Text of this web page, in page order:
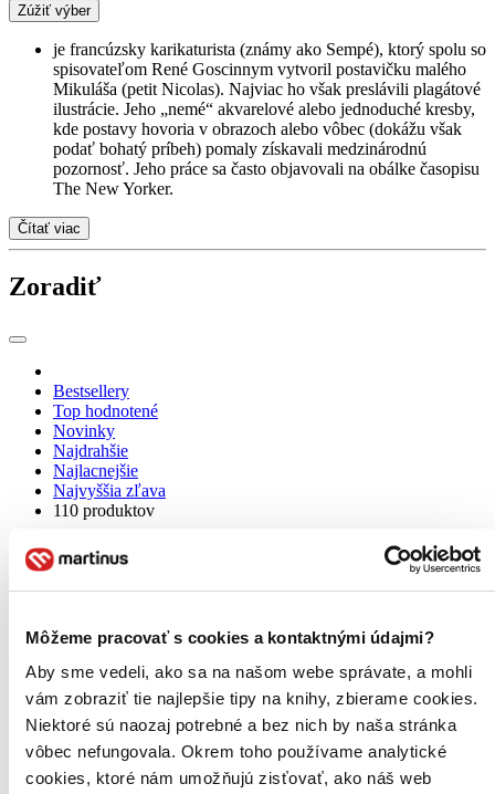
Môžeme pracovať s cookies a kontaktnými údajmi?
Aby sme vedeli, ako sa na našom webe správate, a mohli
vám zobraziť tie najlepšie tipy na knihy, zbierame cookies.
Niektoré sú naozaj potrebné a bez nich by naša stránka
vôbec nefungovala. Okrem toho používame analytické
cookies, ktoré nám umožňujú zisťovať, ako náš web
Zúžiť výber
je francúzsky karikaturista (známy ako Sempé), ktorý spolu so
spisovateľom René Goscinnym vytvoril postavičku malého
Mikuláša (petit Nicolas). Najviac ho však preslávili plagátové
ilustrácie. Jeho „nemé“ akvarelové alebo jednoduché kresby,
kde postavy hovoria v obrazoch alebo vôbec (dokážu však
podať bohatý príbeh) pomaly získavali medzinárodnú
pozornosť. Jeho práce sa často objavovali na obálke časopisu
The New Yorker.
Čítať viac
Zoradiť
Bestsellery
Top hodnotené
Novinky
Najdrahšie
Najlacnejšie
Najvyššia zľava
110 produktov